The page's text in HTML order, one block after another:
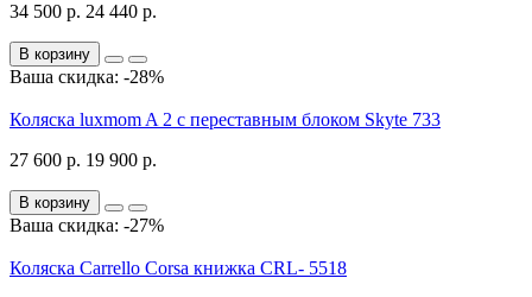
34 500 р. 24 440 р.
В корзину
Ваша скидка: -28%
Коляска luxmom A 2 с переставным блоком Skyte 733
27 600 р. 19 900 р.
В корзину
Ваша скидка: -27%
Коляска Carrello Corsa книжка CRL- 5518